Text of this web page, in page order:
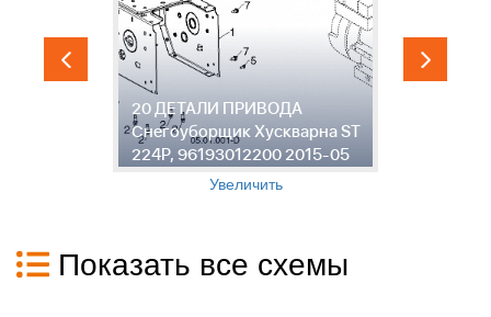
20 ДЕТАЛИ ПРИВОДА
Снегоуборщик Хускварна ST
224P, 96193012200 2015-05
Увеличить
Показать все схемы